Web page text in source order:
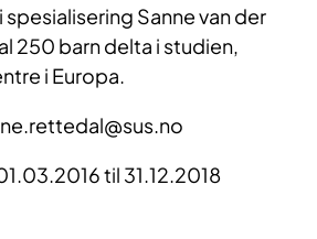
Sanne van der
250 barn delta i studien,
i Europa.
til 31.12.2018